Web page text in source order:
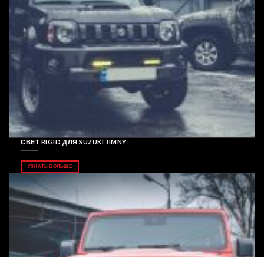
СВЕТ RIGID ДЛЯ SUZUKI JIMNY
УЗНАТЬ БОЛЬШЕ